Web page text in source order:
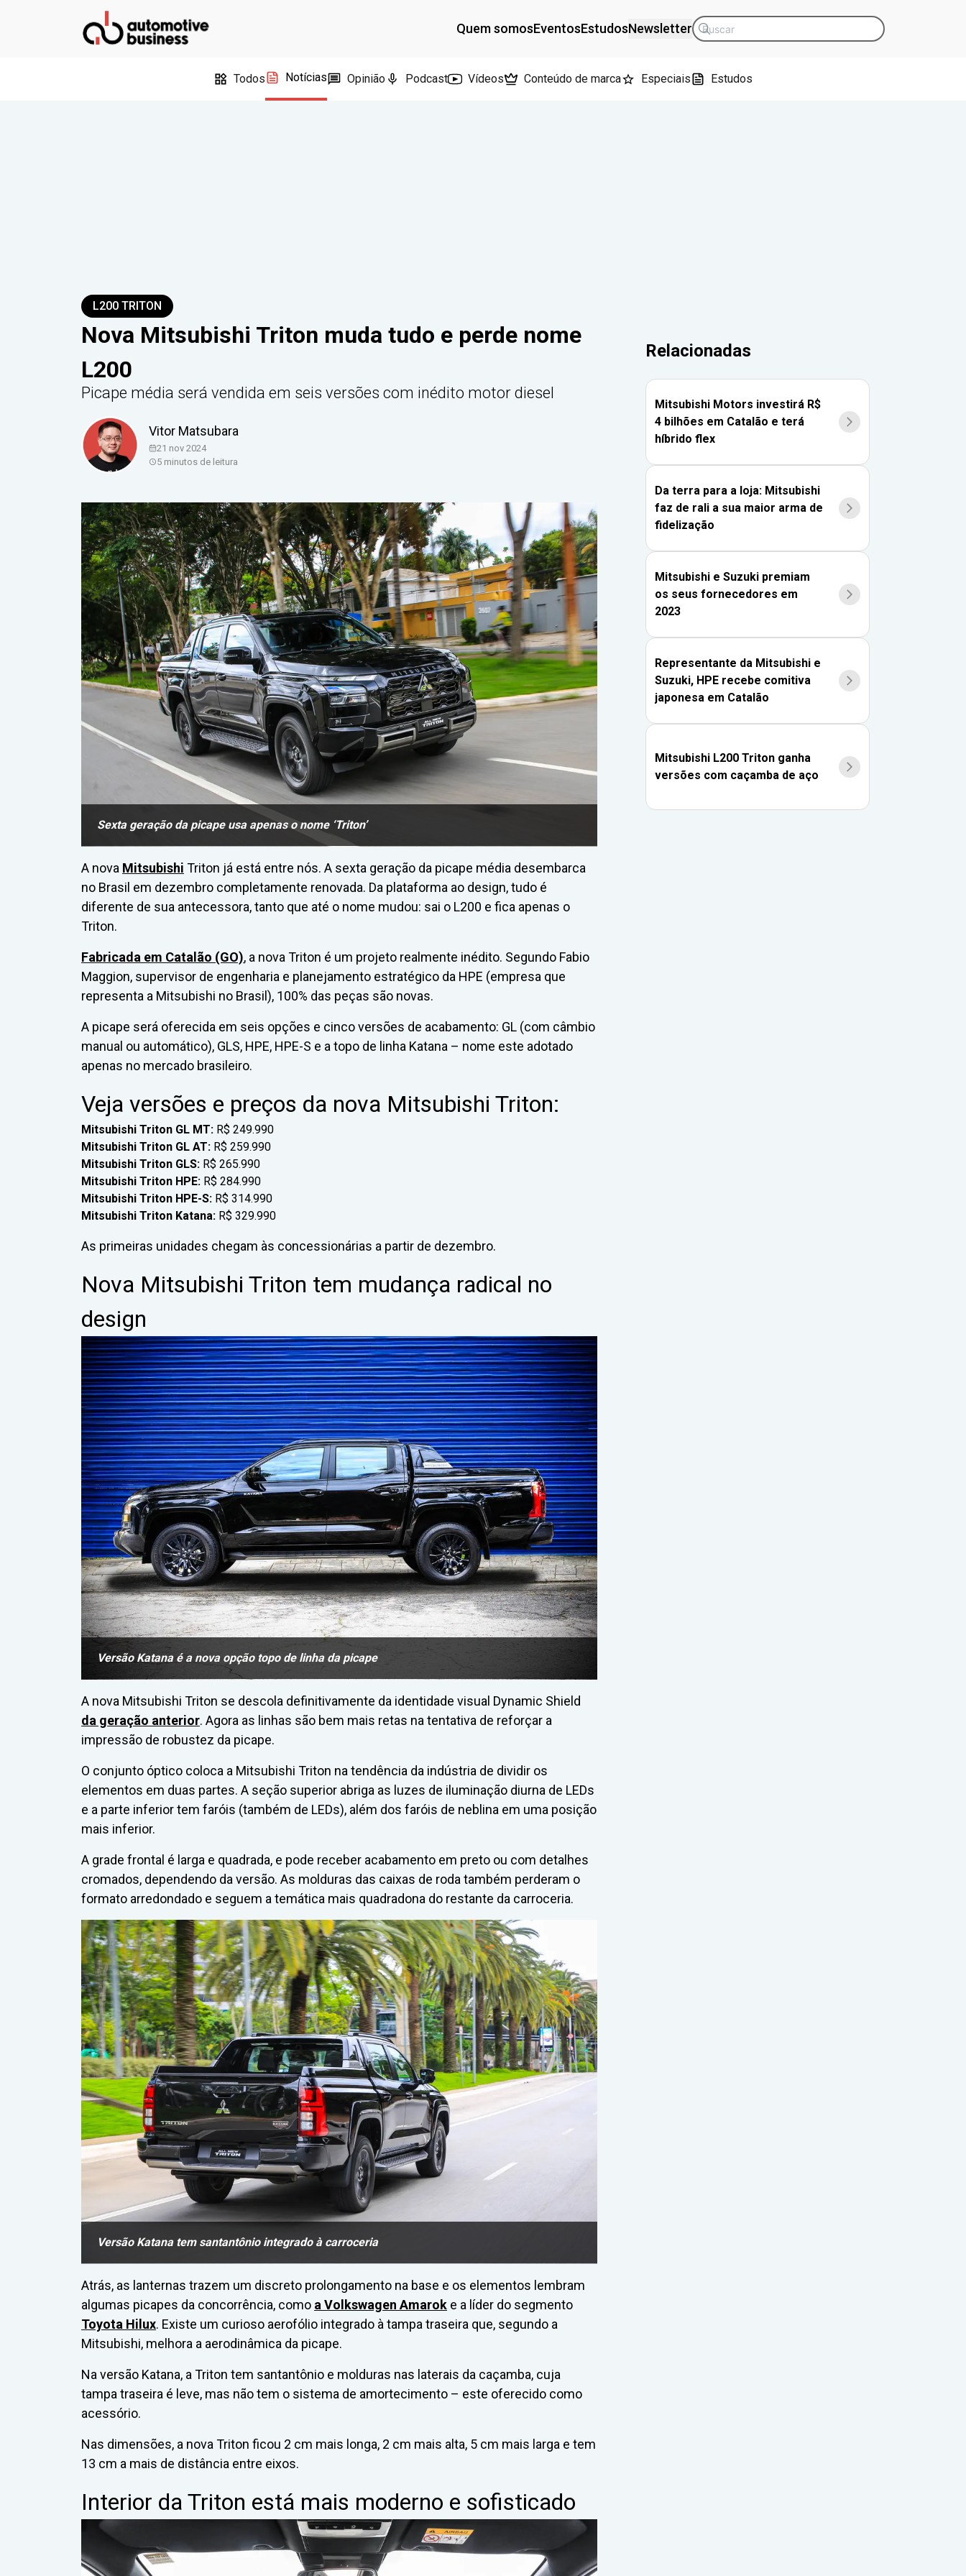
Quem somosEventosEstudosNewsletter
Todos Notícias Opinião Podcast Vídeos Conteúdo de marca Especiais Estudos
L200 TRITON
Nova Mitsubishi Triton muda tudo e perde nome
L200
Picape média será vendida em seis versões com inédito motor diesel
Vitor Matsubara
21 nov 2024
5 minutos de leitura
Sexta geração da picape usa apenas o nome ‘Triton’
A nova Mitsubishi Triton já está entre nós. A sexta geração da picape média desembarca
no Brasil em dezembro completamente renovada. Da plataforma ao design, tudo é
diferente de sua antecessora, tanto que até o nome mudou: sai o L200 e fica apenas o
Triton.
Fabricada em Catalão (GO), a nova Triton é um projeto realmente inédito. Segundo Fabio
Maggion, supervisor de engenharia e planejamento estratégico da HPE (empresa que
representa a Mitsubishi no Brasil), 100% das peças são novas.
A picape será oferecida em seis opções e cinco versões de acabamento: GL (com câmbio
manual ou automático), GLS, HPE, HPE-S e a topo de linha Katana – nome este adotado
apenas no mercado brasileiro.
Veja versões e preços da nova Mitsubishi Triton:
Mitsubishi Triton GL MT: R$ 249.990
Mitsubishi Triton GL AT: R$ 259.990
Mitsubishi Triton GLS: R$ 265.990
Mitsubishi Triton HPE: R$ 284.990
Mitsubishi Triton HPE-S: R$ 314.990
Mitsubishi Triton Katana: R$ 329.990
As primeiras unidades chegam às concessionárias a partir de dezembro.
Nova Mitsubishi Triton tem mudança radical no
design
Versão Katana é a nova opção topo de linha da picape
A nova Mitsubishi Triton se descola definitivamente da identidade visual Dynamic Shield
da geração anterior. Agora as linhas são bem mais retas na tentativa de reforçar a
impressão de robustez da picape.
O conjunto óptico coloca a Mitsubishi Triton na tendência da indústria de dividir os
elementos em duas partes. A seção superior abriga as luzes de iluminação diurna de LEDs
e a parte inferior tem faróis (também de LEDs), além dos faróis de neblina em uma posição
mais inferior.
A grade frontal é larga e quadrada, e pode receber acabamento em preto ou com detalhes
cromados, dependendo da versão. As molduras das caixas de roda também perderam o
formato arredondado e seguem a temática mais quadradona do restante da carroceria.
Versão Katana tem santantônio integrado à carroceria
Atrás, as lanternas trazem um discreto prolongamento na base e os elementos lembram
algumas picapes da concorrência, como a Volkswagen Amarok e a líder do segmento
Toyota Hilux. Existe um curioso aerofólio integrado à tampa traseira que, segundo a
Mitsubishi, melhora a aerodinâmica da picape.
Na versão Katana, a Triton tem santantônio e molduras nas laterais da caçamba, cuja
tampa traseira é leve, mas não tem o sistema de amortecimento – este oferecido como
acessório.
Nas dimensões, a nova Triton ficou 2 cm mais longa, 2 cm mais alta, 5 cm mais larga e tem
13 cm a mais de distância entre eixos.
Interior da Triton está mais moderno e sofisticado
Relacionadas
Mitsubishi Motors investirá R$
4 bilhões em Catalão e terá
híbrido flex
Da terra para a loja: Mitsubishi
faz de rali a sua maior arma de
fidelização
Mitsubishi e Suzuki premiam
os seus fornecedores em
2023
Representante da Mitsubishi e
Suzuki, HPE recebe comitiva
japonesa em Catalão
Mitsubishi L200 Triton ganha
versões com caçamba de aço